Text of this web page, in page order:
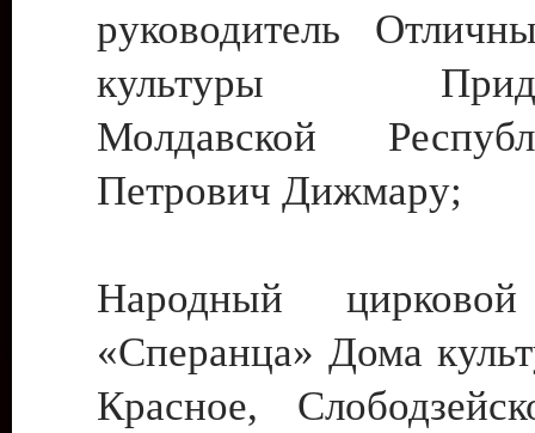
руководитель
культуры
Молдавской
Петрович Дижмару;
Народный цирковой
«Сперанца» Дома
Красное,